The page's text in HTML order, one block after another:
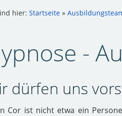
hier: Startseite »
-
dürfen uns
Cor ist nicht etwa ein